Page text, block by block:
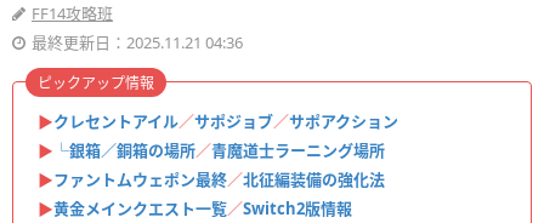
FF14攻略班
最終更新日：2025.11.21 04:36
▶クレセントアイル／サポジョブ／サポアクション
▶ └銀箱／銅箱の場所／青魔道士ラーニング場所
▶ファントムウェポン最終／北征編装備の強化法
▶黄金メインクエスト一覧／Switch2版情報
ピックアップ情報